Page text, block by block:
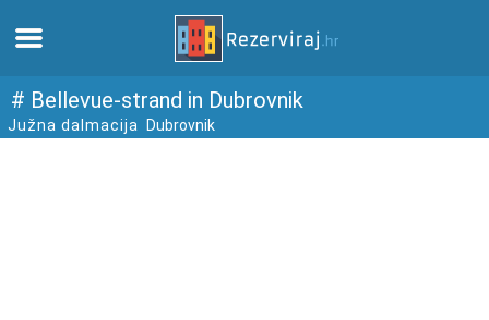
Thuis
# Bellevue-strand in Dubrovnik
Južna dalmacija Dubrovnik